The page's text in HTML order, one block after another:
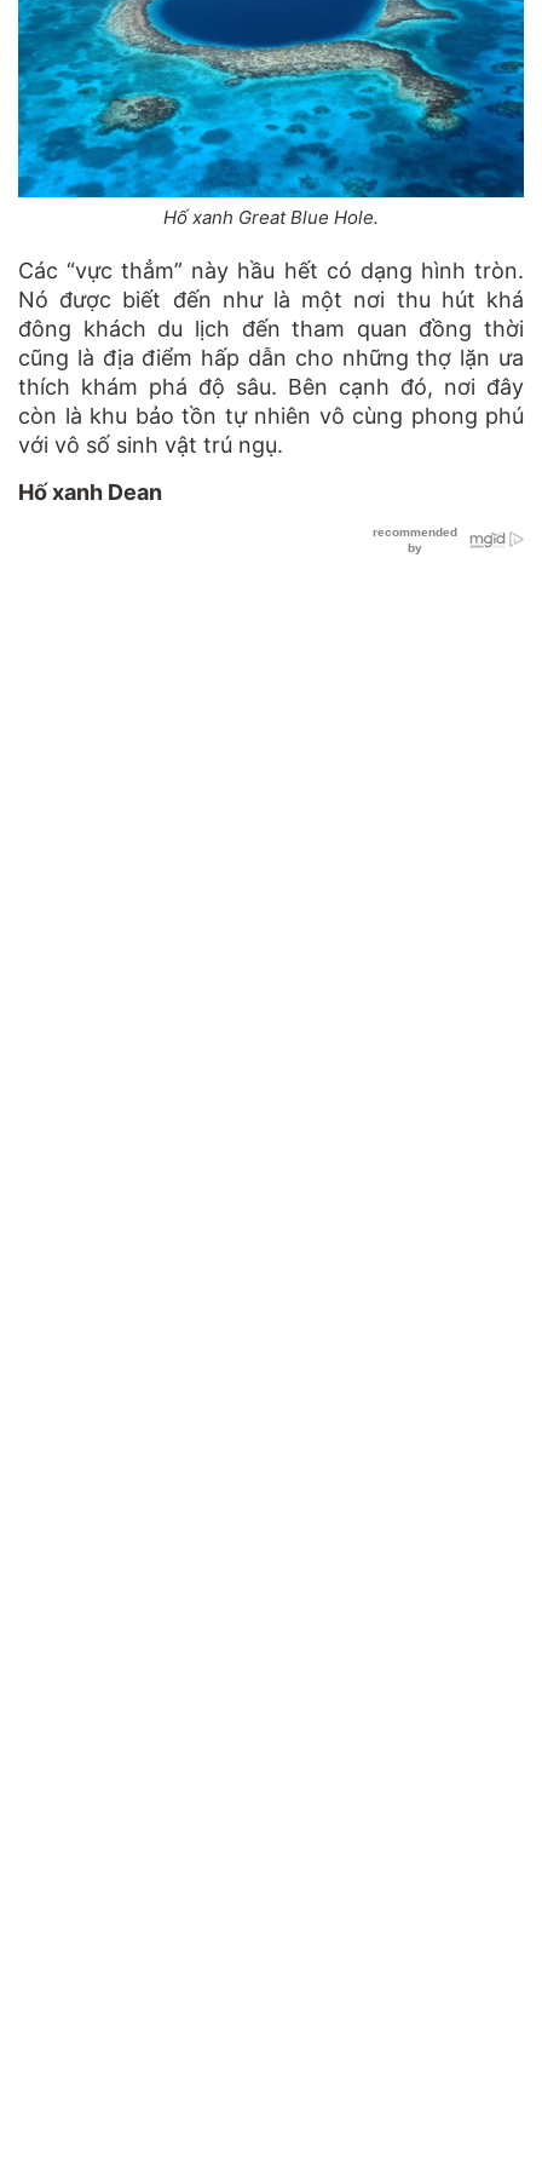
Hố xanh Great Blue Hole.
Các “vực thẳm” này hầu hết có dạng hình tròn.
Nó được biết đến như là một nơi thu hút khá
đông khách du lịch đến tham quan đồng thời
cũng là địa điểm hấp dẫn cho những thợ lặn ưa
thích khám phá độ sâu. Bên cạnh đó, nơi đây
còn là khu bảo tồn tự nhiên vô cùng phong phú
với vô số sinh vật trú ngụ.
Hố xanh Dean